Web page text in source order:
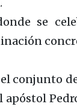
se
conjunto